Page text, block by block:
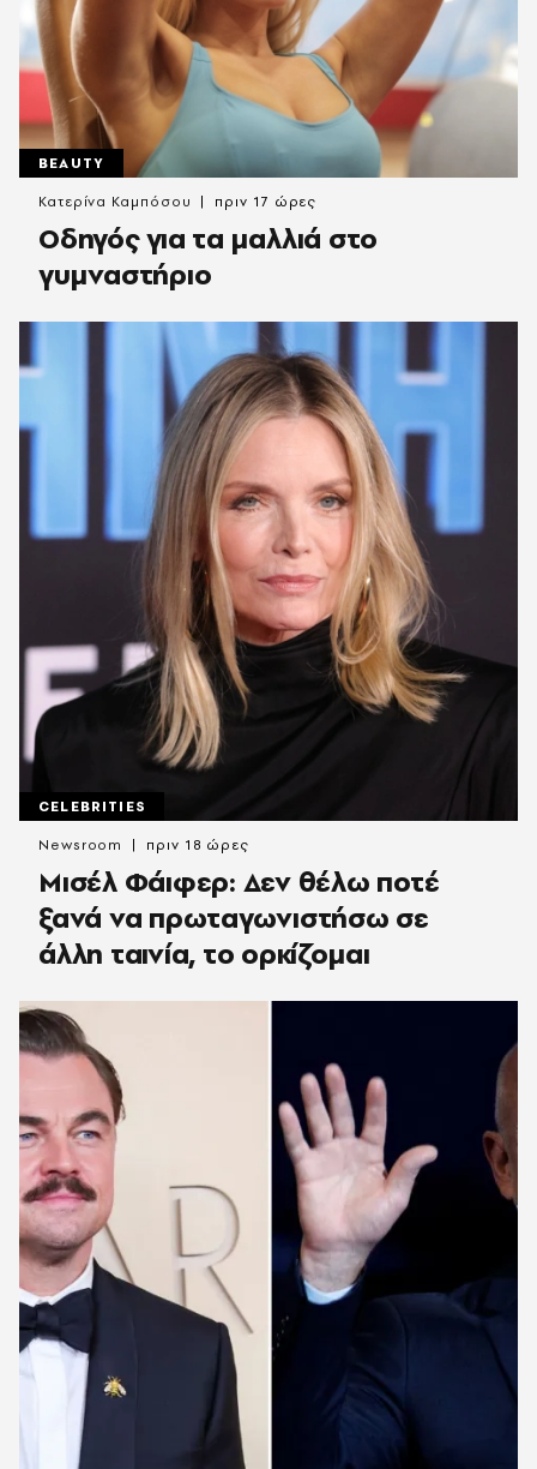
BEAUTY
Οδηγός για τα μαλλιά στο
γυμναστήριο
Κατερίνα Καμπόσου πριν 17 ώρες
CELEBRITIES
Μισέλ Φάιφερ: Δεν θέλω ποτέ
ξανά να πρωταγωνιστήσω σε
άλλη ταινία, το ορκίζομαι
Newsroom πριν 18 ώρες